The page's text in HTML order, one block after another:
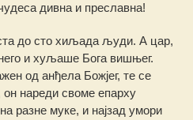
дивна и преславна!
до сто хиљада људи. А цар,
и хуљаше Бога вишњег.
од анђела Божјег, те се
нареди своме епарху
разне муке, и најзад умори